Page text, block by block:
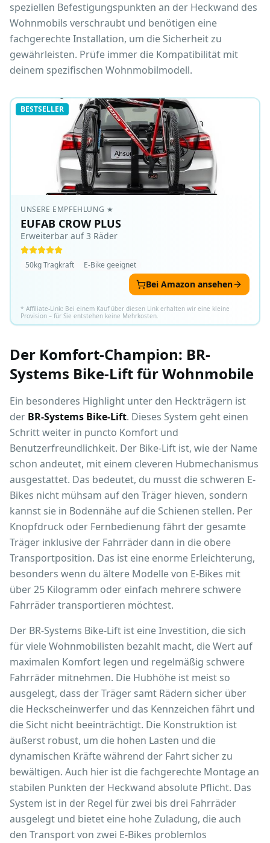
speziellen Befestigungspunkten an der Heckwand des
Wohnmobils verschraubt und benötigen eine
fachgerechte Installation, um die Sicherheit zu
gewährleisten. Prüfe immer die Kompatibilität mit
deinem spezifischen Wohnmobilmodell.
BESTSELLER
UNSERE EMPFEHLUNG ★
EUFAB CROW PLUS
Erweiterbar auf 3 Räder
50kg Tragkraft E-Bike geeignet
Bei Amazon ansehen
* Affiliate-Link: Bei einem Kauf über diesen Link erhalten wir eine kleine
Provision – für Sie entstehen keine Mehrkosten.
Der Komfort-Champion: BR-
Systems Bike-Lift für Wohnmobile
Ein besonderes Highlight unter den Heckträgern ist
der BR-Systems Bike-Lift. Dieses System geht einen
Schritt weiter in puncto Komfort und
Benutzerfreundlichkeit. Der Bike-Lift ist, wie der Name
schon andeutet, mit einem cleveren Hubmechanismus
ausgestattet. Das bedeutet, du musst die schweren E-
Bikes nicht mühsam auf den Träger hieven, sondern
kannst sie in Bodennähe auf die Schienen stellen. Per
Knopfdruck oder Fernbedienung fährt der gesamte
Träger inklusive der Fahrräder dann in die obere
Transportposition. Das ist eine enorme Erleichterung,
besonders wenn du ältere Modelle von E-Bikes mit
über 25 Kilogramm oder einfach mehrere schwere
Fahrräder transportieren möchtest.
Der BR-Systems Bike-Lift ist eine Investition, die sich
für viele Wohnmobilisten bezahlt macht, die Wert auf
maximalen Komfort legen und regelmäßig schwere
Fahrräder mitnehmen. Die Hubhöhe ist meist so
ausgelegt, dass der Träger samt Rädern sicher über
die Heckscheinwerfer und das Kennzeichen fährt und
die Sicht nicht beeinträchtigt. Die Konstruktion ist
äußerst robust, um die hohen Lasten und die
dynamischen Kräfte während der Fahrt sicher zu
bewältigen. Auch hier ist die fachgerechte Montage an
stabilen Punkten der Heckwand absolute Pflicht. Das
System ist in der Regel für zwei bis drei Fahrräder
ausgelegt und bietet eine hohe Zuladung, die auch
den Transport von zwei E-Bikes problemlos